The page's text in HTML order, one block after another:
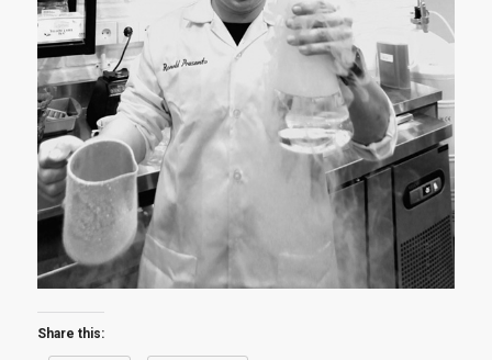
Share this: